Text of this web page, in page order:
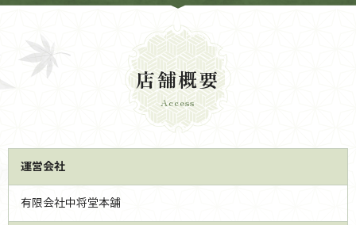
店舗概要
Access
運営会社
有限会社中将堂本舗